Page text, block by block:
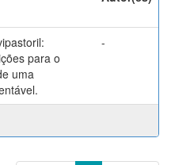
para o
uma
-